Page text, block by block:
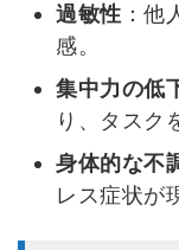
過敏性 ：他
感。
集中力の低
り、タスク
身体的な不
レス症状が